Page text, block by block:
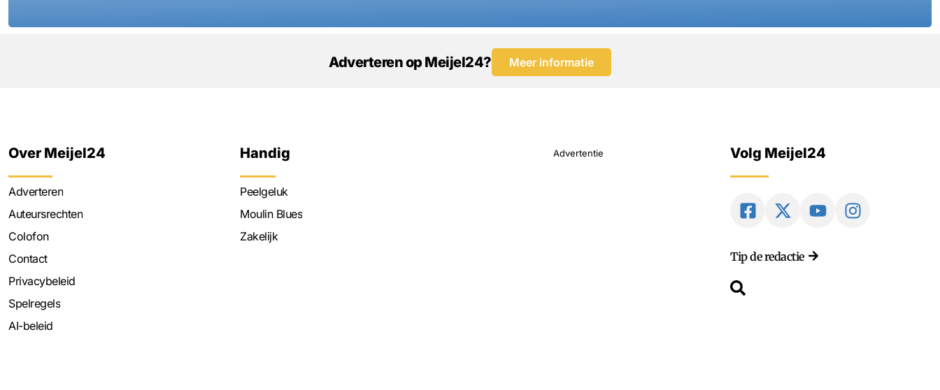
Adverteren op Meijel24? Meer informatie
Over Meijel24
Adverteren
Auteursrechten
Colofon
Contact
Privacybeleid
Spelregels
AI-beleid
Handig
Peelgeluk
Moulin Blues
Zakelijk
Advertentie Volg Meijel24
Tip de redactie